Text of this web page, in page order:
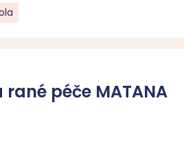
péče MATANA